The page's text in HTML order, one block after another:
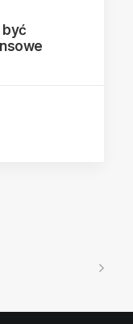
być